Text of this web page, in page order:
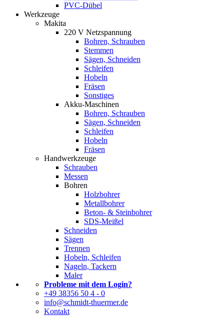
PVC-Dübel
Werkzeuge
Makita
220 V Netzspannung
Bohren, Schrauben
Stemmen
Sägen, Schneiden
Schleifen
Hobeln
Fräsen
Sonstiges
Akku-Maschinen
Bohren, Schrauben
Sägen, Schneiden
Schleifen
Hobeln
Fräsen
Handwerkzeuge
Schrauben
Messen
Bohren
Holzbohrer
Metallbohrer
Beton- & Steinbohrer
SDS-Meißel
Schneiden
Sägen
Trennen
Hobeln, Schleifen
Nageln, Tackern
Maler
Probleme mit dem Login?
+49 38356 50 4 - 0
info@schmidt-thuermer.de
Kontakt